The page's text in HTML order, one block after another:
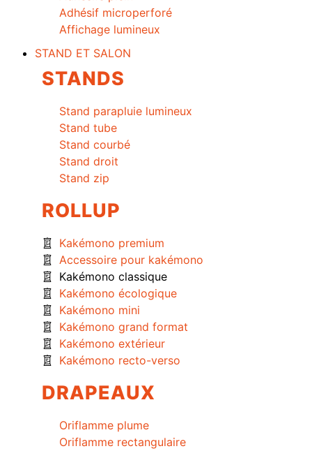
Adhésif microperforé
Affichage lumineux
STAND ET SALON
STANDS
Stand parapluie lumineux
Stand tube
Stand courbé
Stand droit
Stand zip
ROLLUP
Kakémono premium
Accessoire pour kakémono
Kakémono classique
Kakémono écologique
Kakémono mini
Kakémono grand format
Kakémono extérieur
Kakémono recto-verso
DRAPEAUX
Oriflamme plume
Oriflamme rectangulaire